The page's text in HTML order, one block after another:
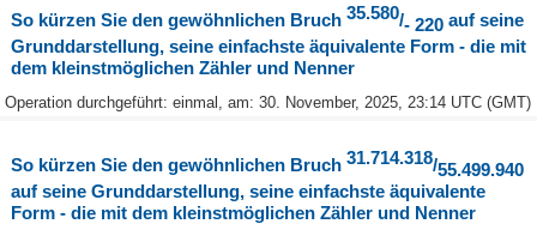
So kürzen Sie den gewöhnlichen Bruch 35.580/- 220auf seine
Grunddarstellung, seine einfachste äquivalente Form - die mit
dem kleinstmöglichen Zähler und Nenner
Operation durchgeführt: einmal, am: 30. November, 2025, 23:14 UTC (GMT)
So kürzen Sie den gewöhnlichen Bruch 31.714.318/55.499.940
auf seine Grunddarstellung, seine einfachste äquivalente
Form - die mit dem kleinstmöglichen Zähler und Nenner